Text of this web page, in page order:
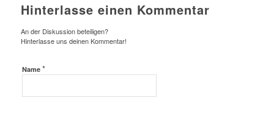
Hinterlasse einen Kommentar
An der Diskussion beteiligen?
Hinterlasse uns deinen Kommentar!
Name *